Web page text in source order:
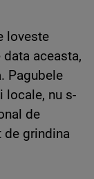
loveste
aceasta,
Pagubele
locale, nu s-
de
de grindina